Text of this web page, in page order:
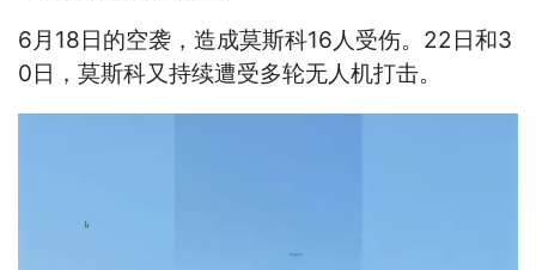
6月18日的空袭，造成莫斯科16人受伤。22日和3
0日，莫斯科又持续遭受多轮无人机打击。